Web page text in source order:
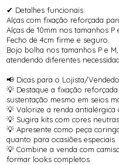
✔ Detalhes funcionais:
Alças com fixação reforçada
Alças de 10mm nos tamanhos P
Fecho de 4cm firme e seguro.
Bojo bolha nos tamanhos P e
atendendo diferentes
📢 Dicas para o Lojista/
💡 Destaque a fixação
sustentação mesmo em seios
💡 Valorize a renda antialérgica
💡 Sugira kits com cores
💡 Apresente como peça
quanto para ocasiões especiais.
💡 Combine a venda com
formar looks completos.